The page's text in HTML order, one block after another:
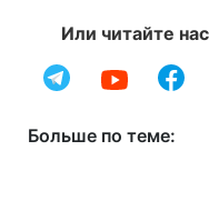
Или читайте
Больше по теме: